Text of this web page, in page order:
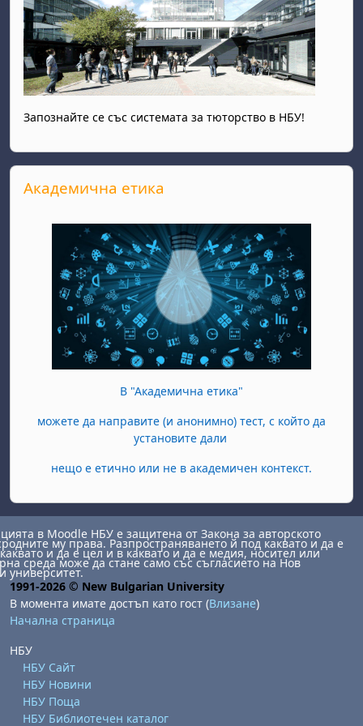
Запознайте се със системата за тюторство в НБУ!
Прескочи Академична етика
Академична етика
В "Академична етика"
можете да направите (и анонимно) тест, с който да
установите дали
нещо е етично или не в академичен контекст.
в Moodle НБУ е защитена от Закона за авторското
му права. Разпространяването й под каквато и да е
и да е цел и в каквато и да е медия, носител или
среда може да стане само със съгласието на Нов
университет.
1991-2026 © New Bulgarian University
В момента имате достъп като гост (Влизане)
Начална страница
НБУ
НБУ Сайт
НБУ Новини
НБУ Поща
НБУ Библиотечен каталог